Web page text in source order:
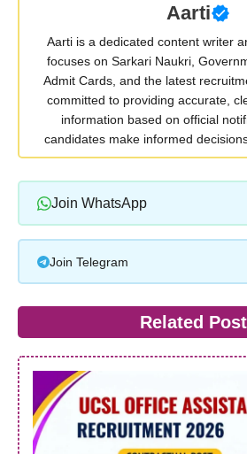
Aarti
Aarti is a dedicated content writer
focuses on Sarkari Naukri,
Admit Cards, and the latest
committed to providing accurate,
information based on official
candidates make informed
Join WhatsApp
Join Telegram
Related